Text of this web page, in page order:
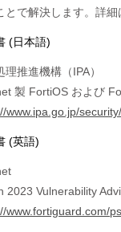
(日本語)
理推進機構（IPA）
製 FortiOS および
www.ipa.go.jp/
(英語)
2023 Vulnerability
www.fortiguard.com/